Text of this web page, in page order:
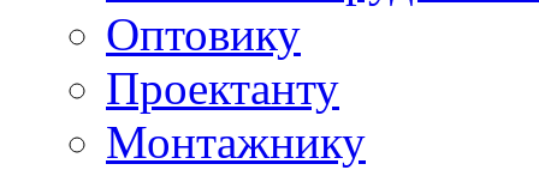
Оптовику
Проектанту
Монтажнику